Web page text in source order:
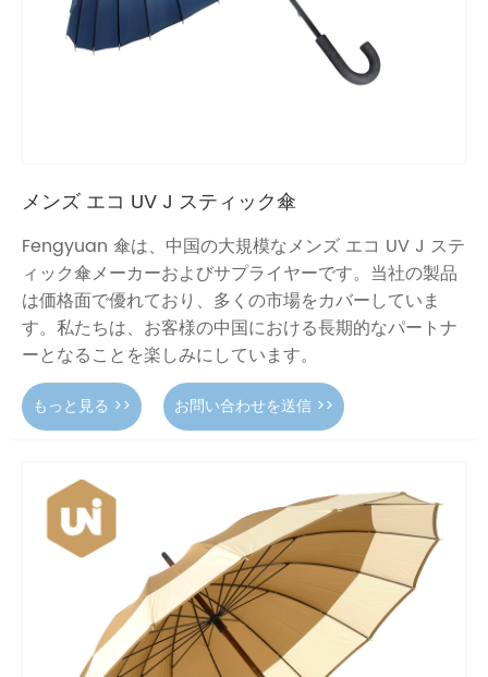
メンズ エコ UV J スティック傘
Fengyuan 傘は、中国の大規模なメンズ エコ UV J ステ
ィック傘メーカーおよびサプライヤーです。当社の製品
は価格面で優れており、多くの市場をカバーしていま
す。私たちは、お客様の中国における長期的なパートナ
ーとなることを楽しみにしています。
もっと見る >> お問い合わせを送信 >>